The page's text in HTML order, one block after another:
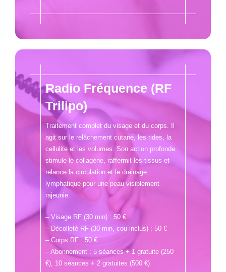
Radio Fréquence (RF
Trilipo)
Traitement complet du visage et du corps. Il
agit sur le relâchement cutané, les rides, la
cellulite et les volumes. Son action profonde
stimule le collagène, raffermit les tissus et
relance la circulation et le drainage
lymphatique pour une peau visiblement
rajeunie.
– Visage RF (30 min) : 50 €
– Décolleté RF (30 min, cou inclus) : 50 €
– Corps RF : 50 €
– Abonnement : 5 séances + 1 gratuite (250
€), 10 séances + 2 gratuites (500 €)